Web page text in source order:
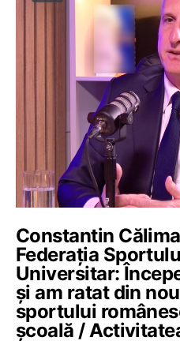
Constantin
Federația
Universitar:
și am ratat din
sportului
școală /